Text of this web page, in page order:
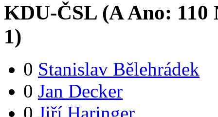
KDU-ČSL (AAno: 110
1)
0 Stanislav Bělehrádek
0 Jan Decker
0 Jiří Haringer